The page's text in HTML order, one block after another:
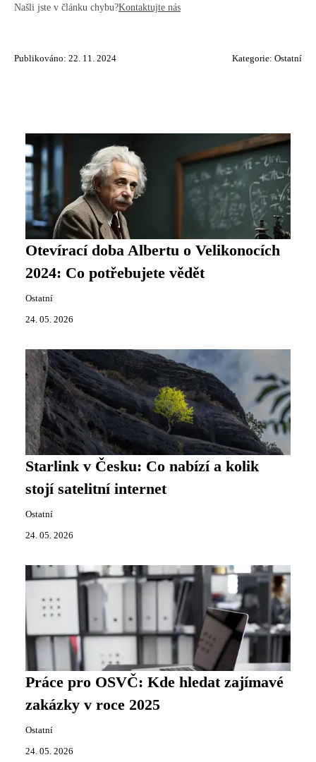
Našli jste v článku chybu?Kontaktujte nás
Publikováno: 22. 11. 2024 Kategorie: Ostatní
Otevírací doba Albertu o Velikonocích
2024: Co potřebujete vědět
Ostatní
24. 05. 2026
Starlink v Česku: Co nabízí a kolik
stojí satelitní internet
Ostatní
24. 05. 2026
Práce pro OSVČ: Kde hledat zajímavé
zakázky v roce 2025
Ostatní
24. 05. 2026